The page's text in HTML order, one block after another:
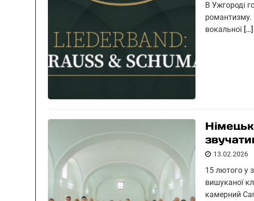
В Ужгороді
романтизму.
вокальної […]
13.02.2026
15 лютого у
вишуканої
камерний